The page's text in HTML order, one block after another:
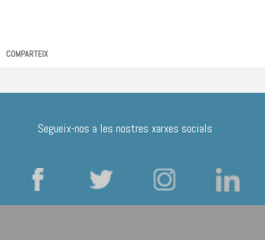
COMPARTEIX
Segueix-nos a les nostres xarxes socials